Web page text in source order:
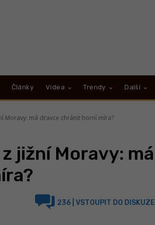
Články Videa Trendy Další
Moravy: má dravce chránit horní míra?
jižní Moravy: má
236 | VSTOUPIT DO DISKUZE